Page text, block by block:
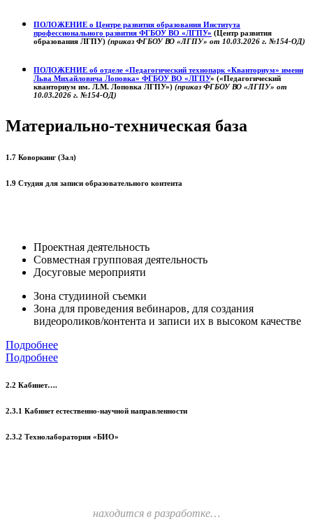
ПОЛОЖЕНИЕ о Центре развития образования Института
профессионального развития ФГБОУ ВО «ЛГПУ» (Центр развития
образования ЛГПУ) (приказ ФГБОУ ВО «ЛГПУ» от 10.03.2026 г. №154-ОД)
ПОЛОЖЕНИЕ об отделе «Педагогический технопарк «Кванториум» имени
Льва Михайловича Лоповка» ФГБОУ ВО «ЛГПУ» («Педагогический
кванториум им. Л.М. Лоповка ЛГПУ») (приказ ФГБОУ ВО «ЛГПУ» от
10.03.2026 г. №154-ОД)
Материально-техническая база
1.7 Коворкинг (Зал)
1.9 Студия для записи образовательного контента
Проектная деятельность
Совместная групповая деятельность
Досуговые мероприяти
Зона студииной съемки
Зона для проведения вебинаров, для создания
видеороликов/контента и записи их в высоком качестве
Подробнее
Подробнее
2.2 Кабинет….
2.3.1 Кабинет естественно-научной направленности
2.3.2 Технолаборатория «БИО»
находится в разработке…